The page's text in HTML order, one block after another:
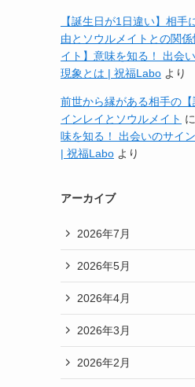
【誕生日が1日違い】相手
由とソウルメイトとの関係
イト】意味を知る！ 出会
現象とは | 祝福Labo より
前世から縁がある相手の
インレイとソウルメイト に
味を知る！ 出会いのサイ
| 祝福Labo より
アーカイブ
2026年7月
2026年5月
2026年4月
2026年3月
2026年2月